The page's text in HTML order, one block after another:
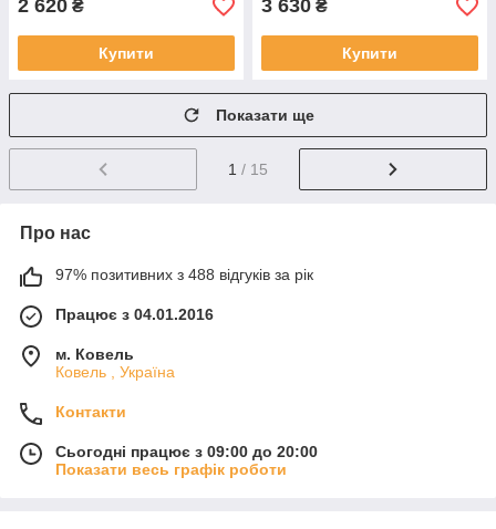
2 620 ₴
Купити
3 630 ₴
Купити
Показати ще
1 / 15
Про нас
97% позитивних з 488 відгуків за рік
Працює з 04.01.2016
м. Ковель
Ковель , Україна
Контакти
Сьогодні працює з 09:00 до 20:00
Показати весь графік роботи